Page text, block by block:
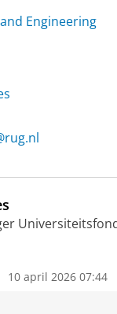
Engineering
10 april 2026 07:44